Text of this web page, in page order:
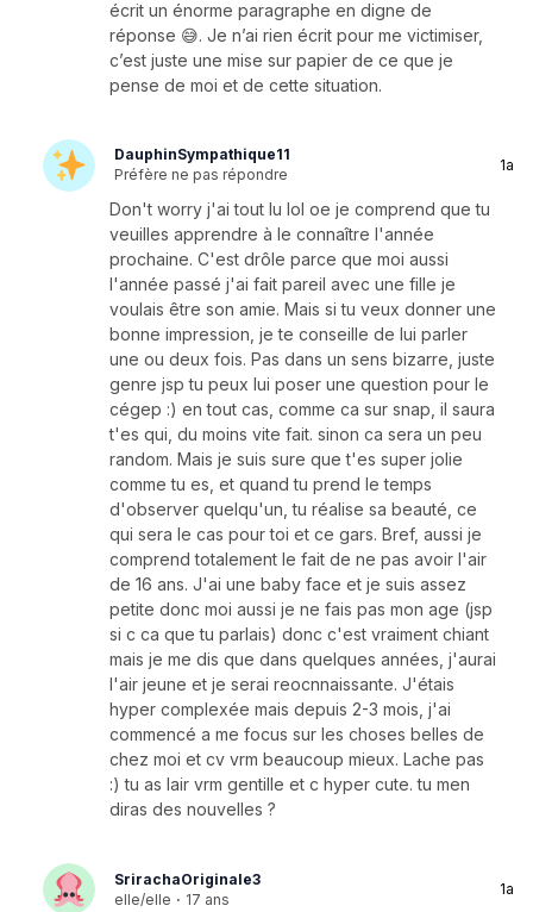
écrit un énorme paragraphe en digne de
réponse 😅. Je n’ai rien écrit pour me victimiser,
c’est juste une mise sur papier de ce que je
pense de moi et de cette situation.
DauphinSympathique11
Préfère ne pas répondre
1a
Don't worry j'ai tout lu lol oe je comprend que tu
veuilles apprendre à le connaître l'année
prochaine. C'est drôle parce que moi aussi
l'année passé j'ai fait pareil avec une fille je
voulais être son amie. Mais si tu veux donner une
bonne impression, je te conseille de lui parler
une ou deux fois. Pas dans un sens bizarre, juste
genre jsp tu peux lui poser une question pour le
cégep :) en tout cas, comme ca sur snap, il saura
t'es qui, du moins vite fait. sinon ca sera un peu
random. Mais je suis sure que t'es super jolie
comme tu es, et quand tu prend le temps
d'observer quelqu'un, tu réalise sa beauté, ce
qui sera le cas pour toi et ce gars. Bref, aussi je
comprend totalement le fait de ne pas avoir l'air
de 16 ans. J'ai une baby face et je suis assez
petite donc moi aussi je ne fais pas mon age (jsp
si c ca que tu parlais) donc c'est vraiment chiant
mais je me dis que dans quelques années, j'aurai
l'air jeune et je serai reocnnaissante. J'étais
hyper complexée mais depuis 2-3 mois, j'ai
commencé a me focus sur les choses belles de
chez moi et cv vrm beaucoup mieux. Lache pas
:) tu as lair vrm gentille et c hyper cute. tu men
diras des nouvelles ?
SrirachaOriginale3
elle/elle · 17 ans
1a